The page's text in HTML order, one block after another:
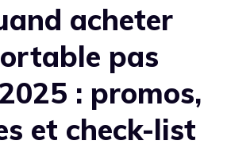
acheter
pas
: promos,
et check-list